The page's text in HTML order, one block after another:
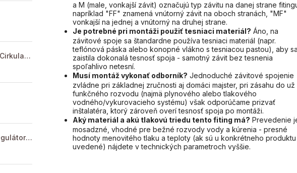
AVANSA CP 15-1.5 - Cirkulačné čerpadlo TÚV pre pitnú vodu
Protherm - SET - Regulátor MiGo Select + brána MiGo Link
a M (male, vonkajší závit) označujú typ závitu na danej strane
napríklad "FF" znamená vnútorný závit na oboch stranách, "MF"
vonkajší na jednej a vnútorný na druhej strane.
Je potrebné pri montáži použiť tesniaci materiál? Áno, na
závitové spoje sa štandardne používa tesniaci materiál (napr.
teflónová páska alebo konopné vlákno s tesniacou pastou), aby
zaistila dokonalá tesnosť spoja - samotný závit bez tesnenia
spoľahlivo netesní.
Musí montáž vykonať odborník? Jednoduché závitové spojenie
zvládne pri základnej zručnosti aj domáci majster, pri zásahu do už
funkčného rozvodu (najmä plynového alebo tlakového
vodného/vykurovacieho systému) však odporúčame prizvať
inštalatéra, ktorý zároveň overí tesnosť spoja po montáži.
Aký materiál a akú tlakovú triedu tento fiting má? Prevedenie
mosadzné, vhodné pre bežné rozvody vody a kúrenia - presné
hodnoty menovitého tlaku a teploty (ak sú u konkrétneho produktu
uvedené) nájdete v technických parametroch vyššie.